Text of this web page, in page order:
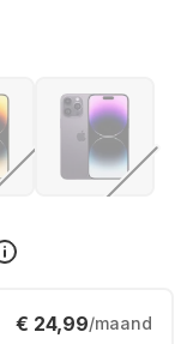
€ 24,99/maand